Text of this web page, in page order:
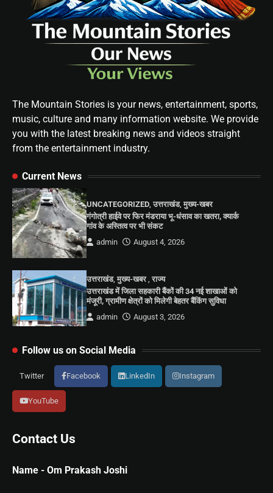
The Mountain Stories is your news, entertainment, sports,
music, culture and many information website. We provide
you with the latest breaking news and videos straight
from the entertainment industry.
Current News
UNCATEGORIZED ,उत्तराखंड,मुख्य-खबर
गंगोत्री हाईवे पर फिर मंडराया भू-धंसाव का खतरा, क्यार्क
गांव के अस्तित्व पर भी संकट
admin
August 4, 2026
उत्तराखंड,मुख्य-खबर,राज्य
उत्तराखंड में जिला सहकारी बैंकों की 34 नई शाखाओं को
मंजूरी, ग्रामीण क्षेत्रों को मिलेगी बेहतर बैंकिंग सुविधा
admin
August 3, 2026
Follow us on Social Media
Twitter Facebook LinkedIn Instagram
YouTube
Contact Us
Name - Om Prakash Joshi